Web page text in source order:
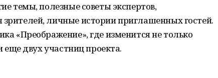
темы, полезные советы экспертов,
личные истории приглашенных гостей.
«Преображение», где изменится не только
еще двух участниц проекта.